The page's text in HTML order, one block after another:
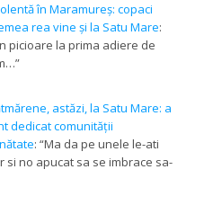
în Maramureș: copaci
rea vine și la Satu Mare:
picioare la prima adiere de
”
astăzi, la Satu Mare: a
dedicat comunității
: “Ma da pe unele le-ati
no apucat sa se imbrace sa-